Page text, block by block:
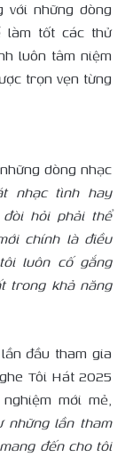
những dòng
làm tốt các thử
luôn tâm niệm
trọn vẹn từng
dòng nhạc
nhạc tình hay
hỏi phải thể
chính là điều
luôn cố gắng
trong khả năng
đầu tham gia
Tôi Hát 2025
mới mẻ,
những lần tham
đến cho tôi